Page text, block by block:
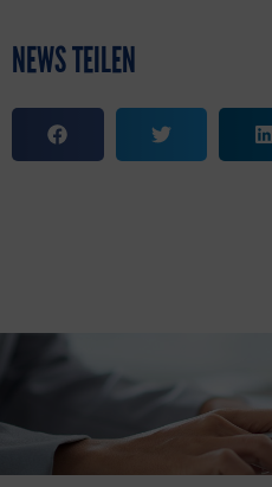
NEWS TEILEN